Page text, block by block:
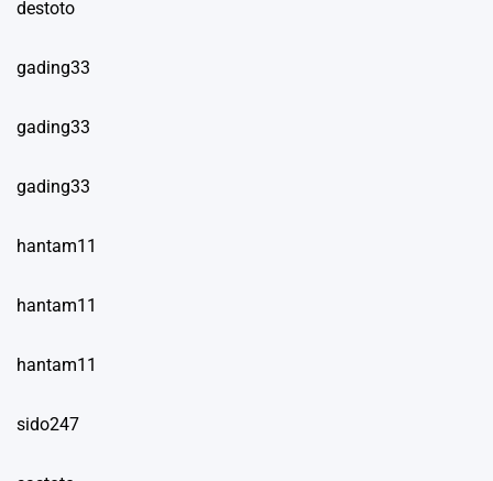
destoto
gading33
gading33
gading33
hantam11
hantam11
hantam11
sido247